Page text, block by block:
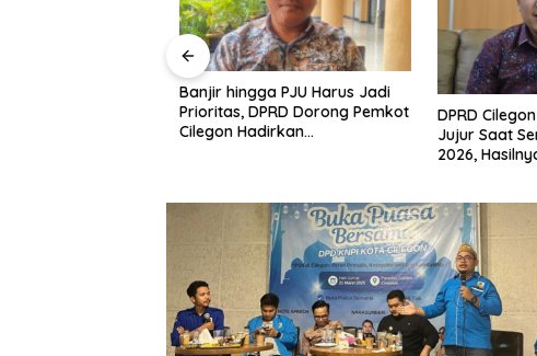
Banjir hingga PJU Harus Jadi
Prioritas, DPRD Dorong Pemkot
Cilegon Hadirkan
DPRD
Jujur Saat
2026,